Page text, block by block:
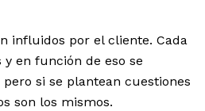
influidos por el cliente. Cada
en función de eso se
si se plantean cuestiones
son los mismos.